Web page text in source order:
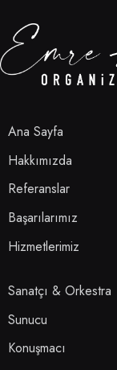
Ana Sayfa
Hakkımızda
Referanslar
Başarılarımız
Hizmetlerimiz
Sanatçı & Orkestra
Sunucu
Konuşmacı